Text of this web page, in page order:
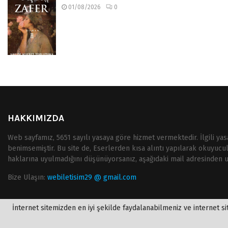
01/08/2026 0
HAKKIMIZDA
Web sayfamız, 5651 sayılı yasaya göre hizmet vermektedir. İlgili
benimsemiştir. Bu site de, Eserlerden kısa alıntı yapılarak
haklarına uyulmadığını düşünüyorsanız, aşağıdaki mail
Bize Ulaşın: webiletisim29 @ gmail.com
İnternet sitemizden en iyi şekilde faydalanabilmeniz ve internet